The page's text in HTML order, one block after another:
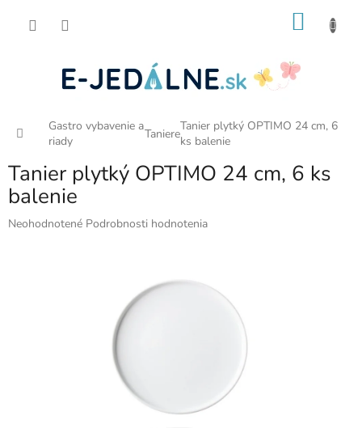
Domov
Gastro vybavenie a
riady
TaniereTanier plytký OPTIMO 24 cm, 6
ks balenie
Tanier plytký OPTIMO 24 cm, 6 ks
balenie
Priemerné
Neohodnotené Podrobnosti hodnotenia